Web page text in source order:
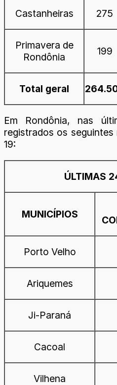
Castanheiras 275
Primavera de
Rondônia
199
Total geral
Em Rondônia, nas
registrados os
19:
ÚLTIMAS
MUNICÍPIOS
Porto Velho
Ariquemes
Ji-Paraná
Cacoal
Vilhena